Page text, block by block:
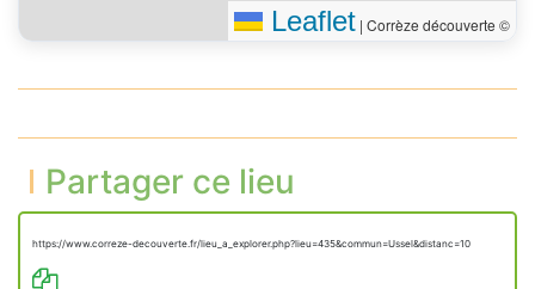
Leaflet | Corrèze découverte ©
Partager ce lieu
https://www.correze-decouverte.fr/lieu_a_explorer.php?lieu=435&commun=Ussel&distanc=10